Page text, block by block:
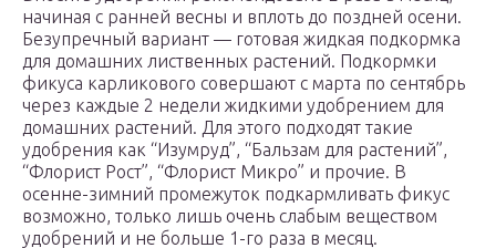
начиная с ранней весны и вплоть до поздней осени.
Безупречный вариант — готовая жидкая подкормка
для домашних лиственных растений. Подкормки
фикуса карликового совершают с марта по сентябрь
через каждые 2 недели жидкими удобрением для
домашних растений. Для этого подходят такие
удобрения как “Изумруд”, “Бальзам для растений”,
“Флорист Рост”, “Флорист Микро” и прочие. В
осенне-зимний промежуток подкармливать фикус
возможно, только лишь очень слабым веществом
удобрений и не больше 1-го раза в месяц.